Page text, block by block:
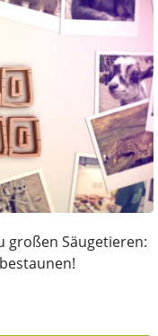
großen Säugetieren: